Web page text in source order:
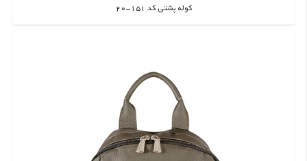
کوله پشتی کد 151-20
اطلاعات بیشتر